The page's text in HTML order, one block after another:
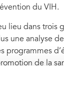
du VIH.
lieu dans trois
une analyse
programmes
de la
de la Santé et